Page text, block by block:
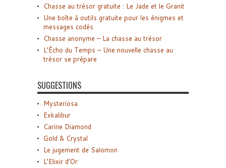
Chasse au trésor gratuite : Le Jade et le Granit
Une boîte à outils gratuite pour les énigmes et
messages codés
Chasse anonyme – La chasse au trésor
L’Écho du Temps – Une nouvelle chasse au
trésor se prépare
SUGGESTIONS
Mysteriosa
Exkalibur
Carine Diamond
Gold & Crystal
Le jugement de Salomon
L’Elixir d’Or